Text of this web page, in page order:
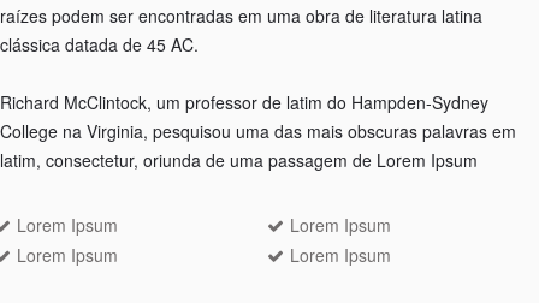
raízes podem ser encontradas em uma obra de literatura latina
clássica datada de 45 AC.
Richard McClintock, um professor de latim do Hampden-Sydney
College na Virginia, pesquisou uma das mais obscuras palavras em
latim, consectetur, oriunda de uma passagem de Lorem Ipsum
Lorem Ipsum
Lorem Ipsum
Lorem Ipsum
Lorem Ipsum